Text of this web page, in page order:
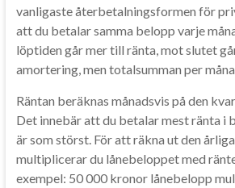
vanligaste återbetalningsformen för
att du betalar samma belopp varje
löptiden går mer till ränta, mot slutet
amortering, men totalsumman per
Räntan beräknas månadsvis på den
Det innebär att du betalar mest ränta i
är som störst. För att räkna ut den
multiplicerar du lånebeloppet med
exempel: 50 000 kronor lånebelopp